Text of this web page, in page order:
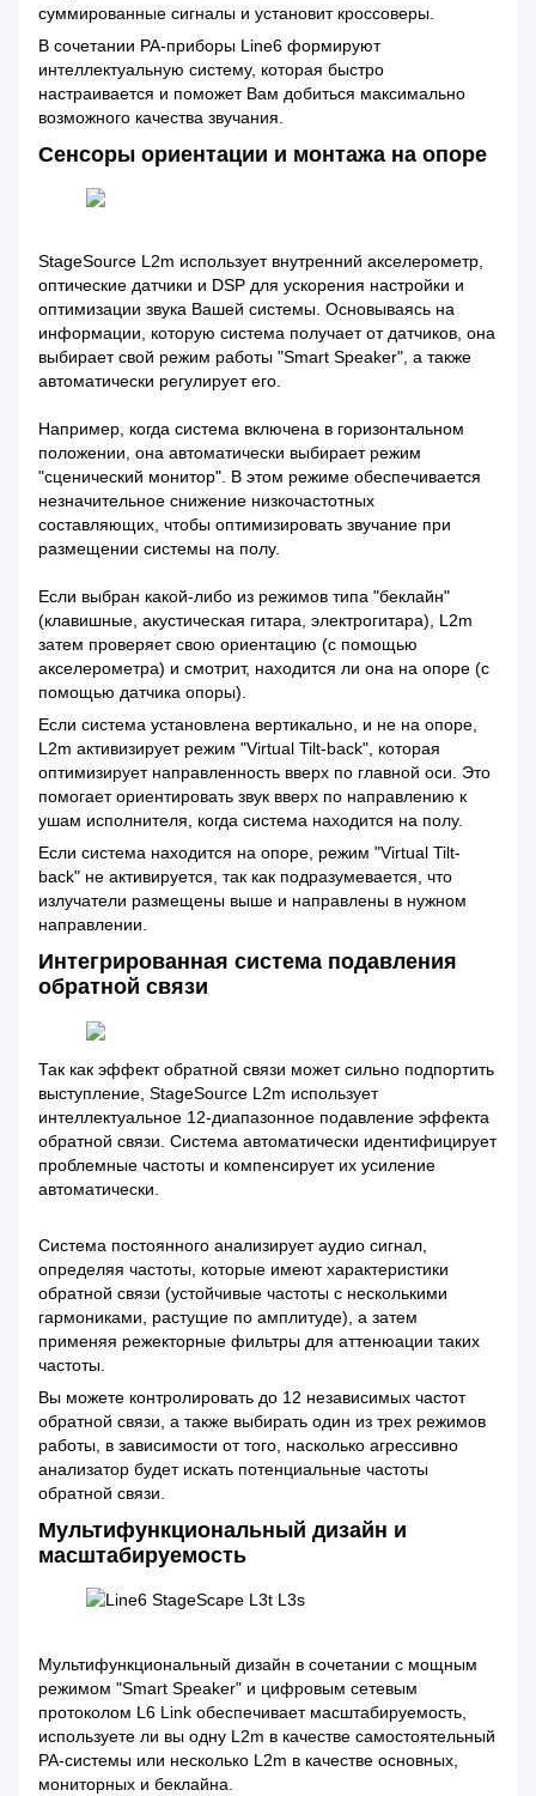
суммированные сигналы и установит кроссоверы.
В сочетании PA-приборы Line6 формируют
интеллектуальную систему, которая быстро
настраивается и поможет Вам добиться максимально
возможного качества звучания.
Сенсоры ориентации и монтажа на опоре
StageSource L2m использует внутренний акселерометр,
оптические датчики и DSP для ускорения настройки и
оптимизации звука Вашей системы. Основываясь на
информации, которую система получает от датчиков, она
выбирает свой режим работы "Smart Speaker", а также
автоматически регулирует его.
Например, когда система включена в горизонтальном
положении, она автоматически выбирает режим
"сценический монитор". В этом режиме обеспечивается
незначительное снижение низкочастотных
составляющих, чтобы оптимизировать звучание при
размещении системы на полу.
Если выбран какой-либо из режимов типа "беклайн"
(клавишные, акустическая гитара, электрогитара), L2m
затем проверяет свою ориентацию (с помощью
акселерометра) и смотрит, находится ли она на опоре (с
помощью датчика опоры).
Если система установлена вертикально, и не на опоре,
L2m активизирует режим "Virtual Tilt-back", которая
оптимизирует направленность вверх по главной оси. Это
помогает ориентировать звук вверх по направлению к
ушам исполнителя, когда система находится на полу.
Если система находится на опоре, режим "Virtual Tilt-
back" не активируется, так как подразумевается, что
излучатели размещены выше и направлены в нужном
направлении.
Интегрированная система подавления
обратной связи
Так как эффект обратной связи может сильно подпортить
выступление, StageSource L2m использует
интеллектуальное 12-диапазонное подавление эффекта
обратной связи. Система автоматически идентифицирует
проблемные частоты и компенсирует их усиление
автоматически.
Система постоянного анализирует аудио сигнал,
определяя частоты, которые имеют характеристики
обратной связи (устойчивые частоты с несколькими
гармониками, растущие по амплитуде), а затем
применяя режекторные фильтры для аттенюации таких
частоты.
Вы можете контролировать до 12 независимых частот
обратной связи, а также выбирать один из трех режимов
работы, в зависимости от того, насколько агрессивно
анализатор будет искать потенциальные частоты
обратной связи.
Мультифункциональный дизайн и
масштабируемость
Мультифункциональный дизайн в сочетании с мощным
режимом "Smart Speaker" и цифровым сетевым
протоколом L6 Link обеспечивает масштабируемость,
используете ли вы одну L2m в качестве самостоятельный
PA-системы или несколько L2m в качестве основных,
мониторных и беклайна.